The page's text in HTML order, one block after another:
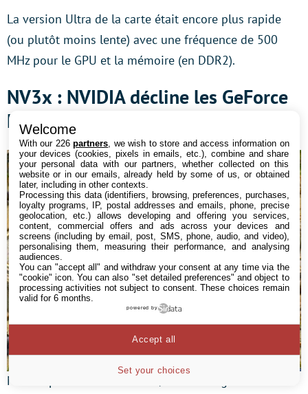
La version Ultra de la carte était encore plus rapide
(ou plutôt moins lente) avec une fréquence de 500
MHz pour le GPU et la mémoire (en DDR2).
NV3x : NVIDIA décline les GeForce
FX (et PCX)
Même après l’échec du NV30, NVIDIA va garder son
Welcome
With our 226partners , we wish to store and access information on
your devices (cookies, pixels in emails, etc.), combine and share
your personal data with our partners, whether collected on this
website or in our emails, already held by some of us, or obtained
later, including in other contexts.
Processing this data (identifiers, browsing, preferences, purchases,
loyalty programs, IP, postal addresses and emails, phone, precise
geolocation, etc.) allows developing and offering you services,
content, commercial offers and ads across your devices and
screens (including by email, post, SMS, phone, audio, and video),
personalising them, measuring their performance, and analysing
audiences.
You can "accept all" and withdraw your consent at any time via the
"cookie" icon. You can also "set detailed preferences" and object to
processing activities not subject to consent. These choices remain
valid for 6 months.
powered by
Set your choices
Accept all